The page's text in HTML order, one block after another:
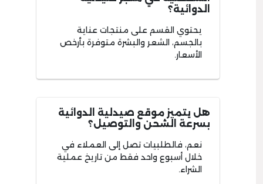
الدوائية؟
يحتوي القسم على منتجات عناية
بالجسم، الشعر والبشرة متوفرة بأرخص
الأسعار.
هل يتميز موقع صيدلية الدوائية
بسرعة الشحن والتوصيل؟
نعم، فالطلبيات تصل إلى العملاء في
خلال أسبوع واحد فقط من تاريخ عملية
الشراء.